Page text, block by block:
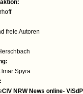
freie Autoren
Spyra
CIV NRW News online-